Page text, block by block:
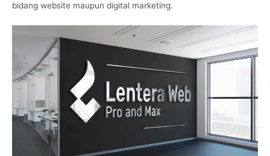
bidang website maupun digital marketing.